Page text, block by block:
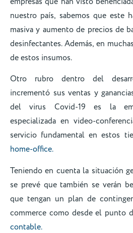
nuestro país, sabemos que este
masiva y aumento de precios de
desinfectantes. Además, en
de estos insumos.
Otro rubro dentro del
incrementó sus ventas y
del virus Covid-19 es la
especializada en video-
servicio fundamental en estos
home-office.
Teniendo en cuenta la situación
se prevé que también se verán
que tengan un plan de
commerce como desde el punto
contable.